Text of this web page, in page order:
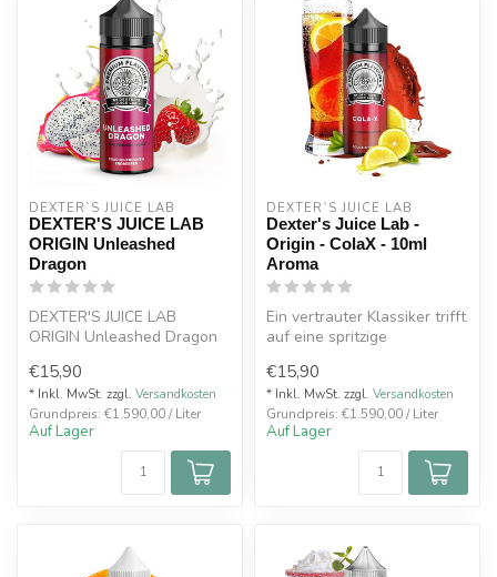
DEXTER`S JUICE LAB
DEXTER'S JUICE LAB
ORIGIN Unleashed
Dragon
DEXTER'S JUICE LAB
ORIGIN Unleashed Dragon
Dragon von Dex...
€15,90
* Inkl. MwSt. zzgl. Versandkosten
Grundpreis: €1.590,00 / Liter
Auf Lager
DEXTER`S JUICE LAB
Dexter's Juice Lab -
Origin - ColaX - 10ml
Aroma
Ein vertrauter Klassiker trifft
auf eine spritzige
ausba...
€15,90
* Inkl. MwSt. zzgl. Versandkosten
Grundpreis: €1.590,00 / Liter
Auf Lager